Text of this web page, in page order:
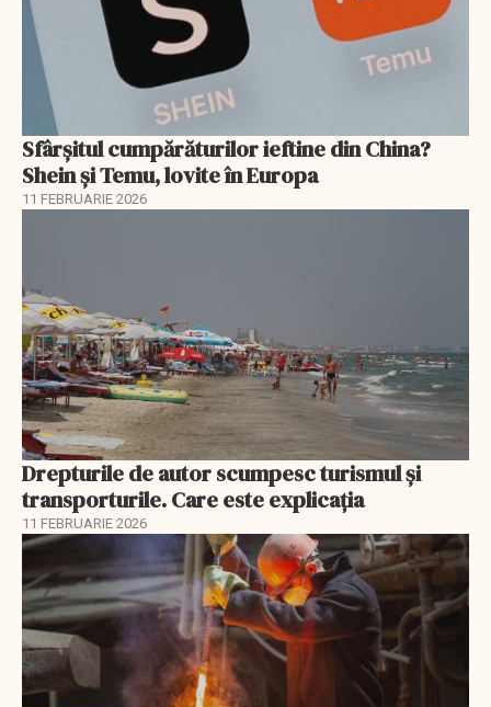
Sfârșitul cumpărăturilor ieftine din China?
Shein și Temu, lovite în Europa
11 FEBRUARIE 2026
Drepturile de autor scumpesc turismul și
transporturile. Care este explicația
11 FEBRUARIE 2026